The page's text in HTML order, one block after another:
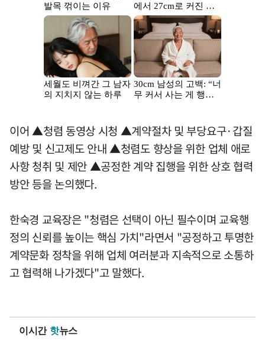
이어 ▲청렴 동영상 시청 ▲계약절차 및 부당요구·갑질
예방 및 신고제도 안내 ▲청렴도 향상을 위한 업체 애로
사항 청취 및 제안 ▲공정한 계약 집행을 위한 상호 협력
방안 등을 논의했다.
한숙경 교육장은 "청렴은 선택이 아닌 필수이며 교육행
정의 신뢰를 높이는 핵심 가치"라면서 "공정하고 투명한
계약문화 정착을 위해 업체 여러분과 지속적으로 소통하
고 협력해 나가겠다"고 말했다.
이시간 핫뉴스